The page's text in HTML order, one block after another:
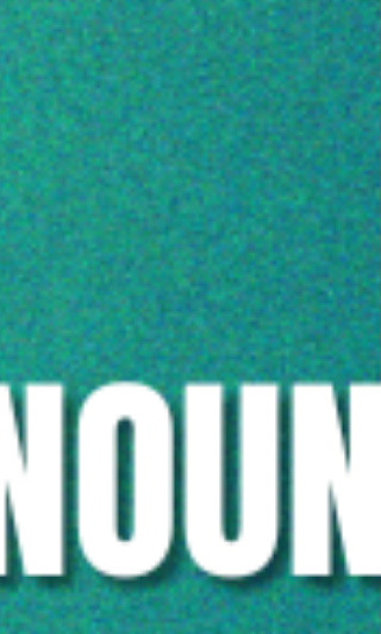
공간도 보고 싶어요! 📸 참여 방법은 다음과 같습니
다: 여러분의 치료 공간, 즉 마법 같은 순간과 성장,
치유가 일어나는 장소를 사진으로 찍거나 30초 영
상으로 촬영해 주세요. ICPTA Facebook 또는
Instagram 페이지 중 한 곳에 게시물을 공유해 주
요. 여러분의 놀이치료실에서 있었던 기억에 남는
순간이나 마법 같은 순간에 대해 몇 문장으로 적어
주세요. 우리의 공통된 열정을 함께 축하하고, 서로
에게 영감을 주며, 세상을 즐겁게 노는 마음으로 가
득 채워봐요! 💕✨ #PlayTherapyWeek2026
#PlayTherapist #TherapyRoom #ChildTherap